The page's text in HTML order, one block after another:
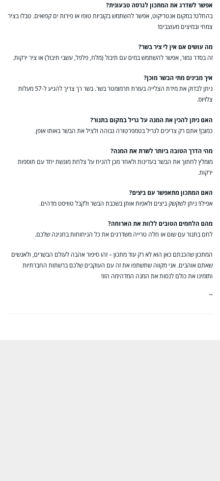
אפשר לשדרג את המתכון לגרסה טבעונית?
בהחלט! במקום אנטריקוט, אפשר להשתמש בקוביות טופו או פירות ים קפואים. טבלו בציר
צמחי ובמיצים מעוצבים!
מה עושים אם אין לי ציר בשר?
זה בסדר גמור, אפשר להשתמש במים עם תיבול (מלח, פלפל, עשבי תיבול) או ציר ירקות.
איך מבינים מתי הבשר מוכן?
ניתן לבדוק את מידת הצלייה בעזרת תרמומטר בשר. בשר רך צריך להגיע ל-57 מעלות
צלזיוס.
האם ניתן להכין את המנה על גריל במקום בתנור?
כמובן! אתם רק צריכים לגריל בטמפרטורה גבוהה ולציל את הבשר באותו אופן.
מהי הדרך הטובה ביותר לשרת את המנה?
מומלץ לחתוך את הבשר בעדינות ולאחר מכן להניח על צלחת מוגשת יחד עם תוספות
ירקות.
האם המתכון מתאפשר עם ביצים?
אפילו! ניתן לשקשק ביצים ולאפות אותן בשכבת הבשר ולקבל טוויסט מדהים.
מהם הלחמים הטובים ללוות את הארוחה?
לחם בתנור עם שום או חלה טרייה משדרגים את כל הניחוחות בחגיגה שלכם.
המתכון שהכנתם כאן הוא לא רק עוד מתכון – זהו סיפור אהבה לעולם הבשרים, ולאנשים
שאתם אוהבים. אני מקווה שתשתפו את זה עם העוקבים שלכם ברשתות החברתיות
ותזמינו את כולם לנסות את המנה המדהימה הזו!
"`